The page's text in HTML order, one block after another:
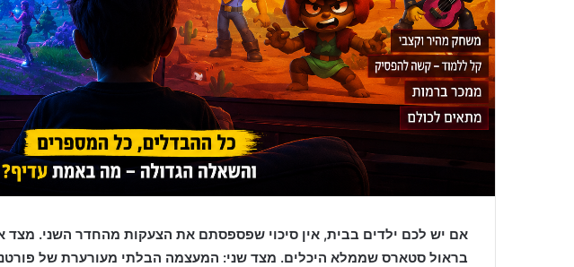
אם יש לכם ילדים בבית, אין סיכוי שפספסתם את הצעקות מהחדר השני. מצד
בראול סטארס שממלא היכלים. מצד שני: המעצמה הבלתי מעורערת של